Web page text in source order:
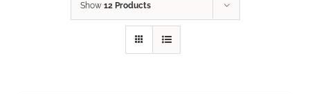
Show 12 Products